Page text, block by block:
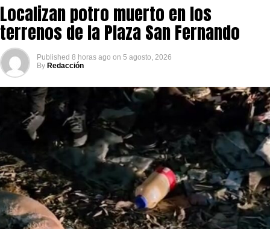
Localizan potro muerto en los
terrenos de la Plaza San Fernando
Published 8 horas ago on 5 agosto, 2026
By Redacción